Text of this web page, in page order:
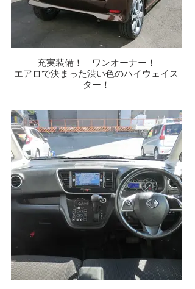
充実装備！ ワンオーナー！
エアロで決まった渋い色のハイウェイス
ター！